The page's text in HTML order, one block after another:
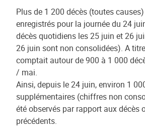
Plus de 1 200 décès (toutes
enregistrés pour la journée du 24
décès quotidiens les 25 juin et 26
26 juin sont non consolidées). A
comptait autour de 900 à 1 000
/ mai.
Ainsi, depuis le 24 juin, environ 1
supplémentaires (chiffres non
été observés par rapport aux décès
précédents.